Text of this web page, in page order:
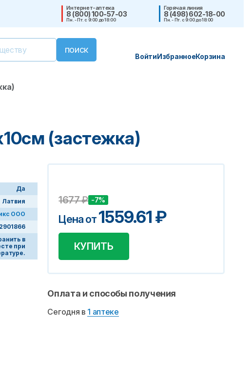
Интернет-аптека
8 (800) 100-57-03
Пн. - Пт. с 9:00 до 18:00
Горячая линия
8 (498) 602-18-00
Пн. - Пт. с 9:00 до 18:00
ВойтиИзбранноеКорзина
(застежка)
Да
Латвия
ООО
в
при
1677₽ -7%
Цена от1559.61₽
КУПИТЬ
Оплата и способы получения
Сегодня в 1 аптеке